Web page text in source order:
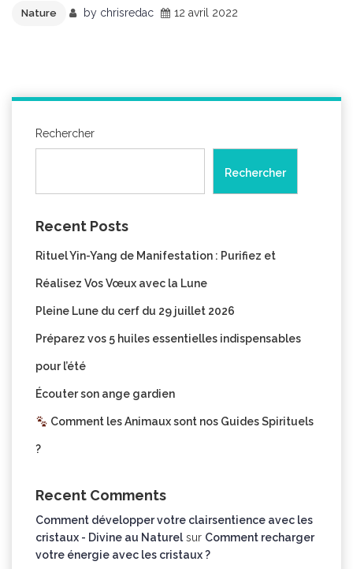
Nature by chrisredac 12 avril 2022
Rechercher
Rechercher
Recent Posts
Rituel Yin-Yang de Manifestation : Purifiez et
Réalisez Vos Vœux avec la Lune
Pleine Lune du cerf du 29 juillet 2026
Préparez vos 5 huiles essentielles indispensables
pour l’été
Écouter son ange gardien
Comment les Animaux sont nos Guides Spirituels
?
Recent Comments
Comment développer votre clairsentience avec les
cristaux - Divine au Naturelsur Comment recharger
votre énergie avec les cristaux ?